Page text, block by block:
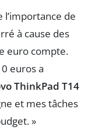
l’importance de
à cause des
euro compte.
euros a
ThinkPad T14
et mes tâches
»